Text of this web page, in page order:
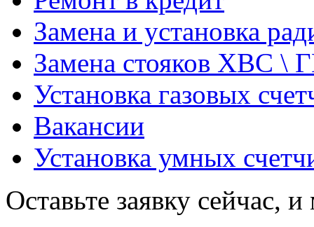
Замена и установка
Замена стояков ХВС \
Установка газовых
Вакансии
Установка умных
Оставьте заявку сейчас,